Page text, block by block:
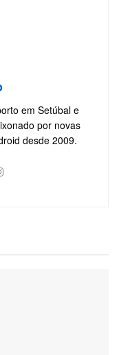
em Setúbal e
por novas
desde 2009.